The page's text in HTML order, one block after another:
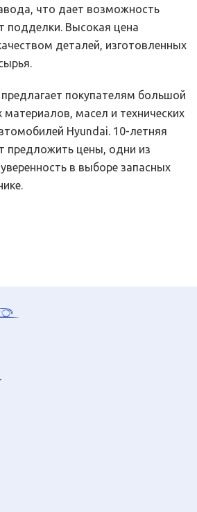
что дает возможность
подделки. Высокая цена
деталей, изготовленных
покупателям большой
масел и технических
Hyundai. 10-летняя
предложить цены, одни из
уверенность в выборе запасных